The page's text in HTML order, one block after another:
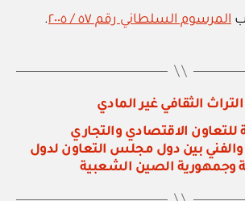
المرسوم السلطاني رقم ٥٧ / ٢٠٠٥ .
الثقافي غير المادي
للتعاون الاقتصادي والتجاري
والفني بين دول مجلس التعاون لدول
وجمهورية الصين الشعبية